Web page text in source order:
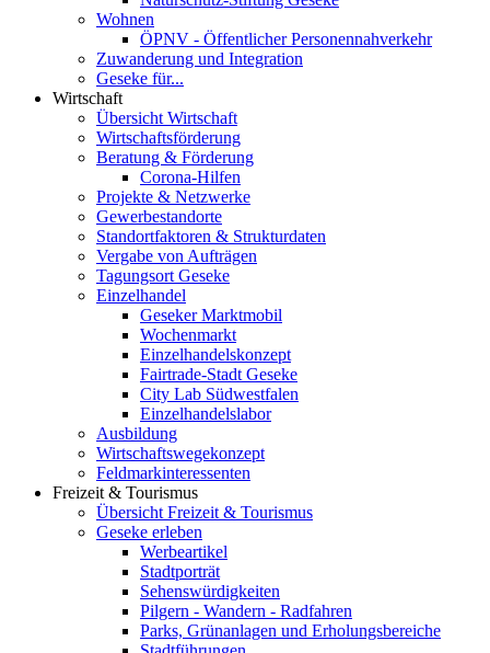
Wohnen
ÖPNV - Öffentlicher Personennahverkehr
Zuwanderung und Integration
Geseke für...
Wirtschaft
Übersicht Wirtschaft
Wirtschaftsförderung
Beratung & Förderung
Corona-Hilfen
Projekte & Netzwerke
Gewerbestandorte
Standortfaktoren & Strukturdaten
Vergabe von Aufträgen
Tagungsort Geseke
Einzelhandel
Geseker Marktmobil
Wochenmarkt
Einzelhandelskonzept
Fairtrade-Stadt Geseke
City Lab Südwestfalen
Einzelhandelslabor
Ausbildung
Wirtschaftswegekonzept
Feldmarkinteressenten
Freizeit & Tourismus
Übersicht Freizeit & Tourismus
Geseke erleben
Werbeartikel
Stadtporträt
Sehenswürdigkeiten
Pilgern - Wandern - Radfahren
Parks, Grünanlagen und Erholungsbereiche